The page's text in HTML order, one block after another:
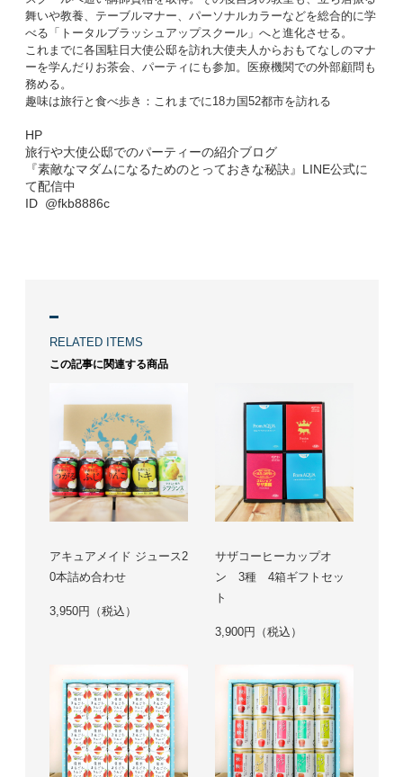
舞いや教養、テーブルマナー、パーソナルカラーなどを総合的に学
べる「トータルブラッシュアップスクール」へと進化させる。
これまでに各国駐日大使公邸を訪れ大使夫人からおもてなしのマナ
ーを学んだりお茶会、パーティにも参加。医療機関での外部顧問も
務める。
趣味は旅行と食べ歩き：これまでに18カ国52都市を訪れる
HP
旅行や大使公邸でのパーティーの紹介ブログ
『素敵なマダムになるためのとっておきな秘訣』LINE公式に
て配信中
ID @fkb8886c
RELATED ITEMS
この記事に関連する商品
アキュアメイド ジュース2
0本詰め合わせ
3,950円（税込）
サザコーヒーカップオ
ン 3種 4箱ギフトセッ
ト
3,900円（税込）